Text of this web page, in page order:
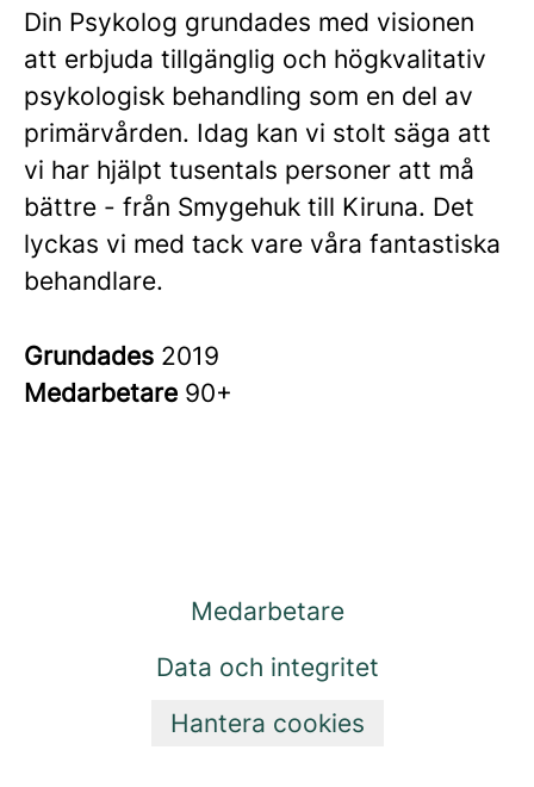
Din Psykolog grundades med visionen
att erbjuda tillgänglig och högkvalitativ
psykologisk behandling som en del av
primärvården. Idag kan vi stolt säga att
vi har hjälpt tusentals personer att må
bättre - från Smygehuk till Kiruna. Det
lyckas vi med tack vare våra fantastiska
behandlare.
Grundades 2019
Medarbetare 90+
Medarbetare
Data och integritet
Hantera cookies